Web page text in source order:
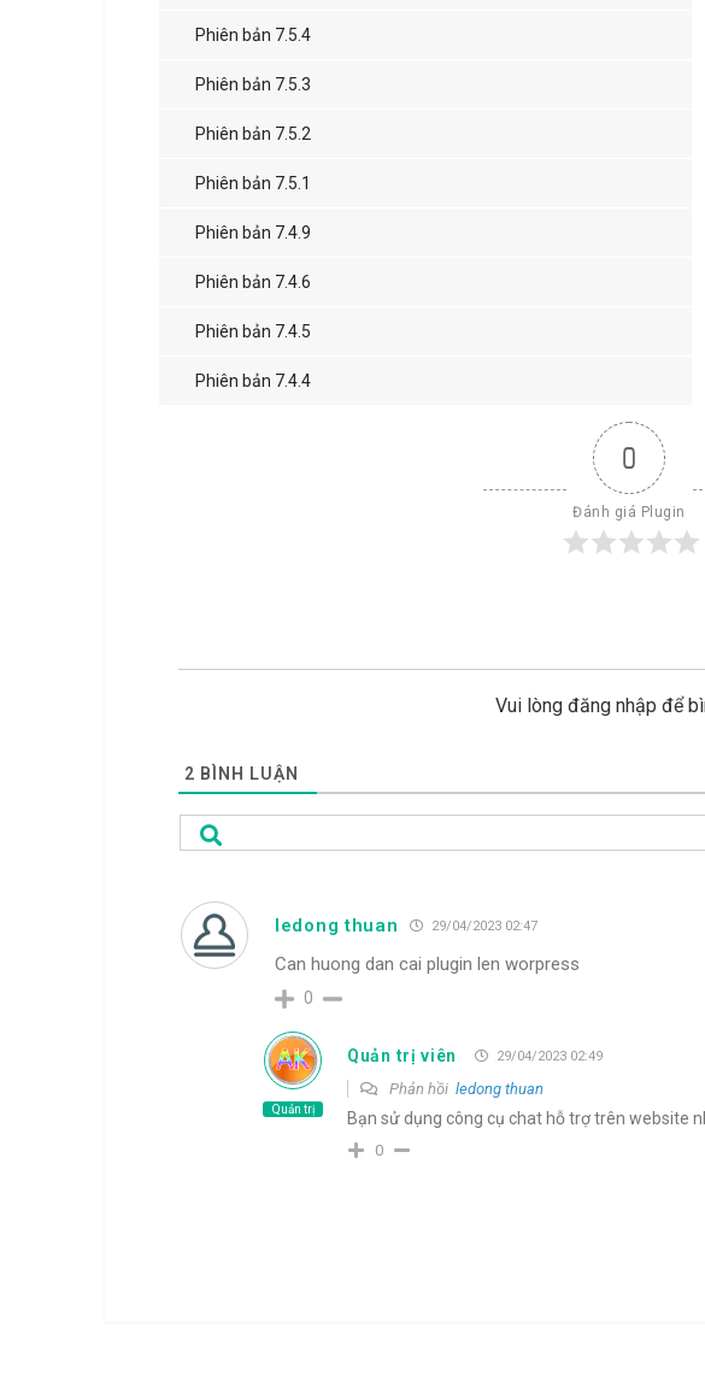
Phiên bản 7.5.4
Phiên bản 7.5.3
Phiên bản 7.5.2
Phiên bản 7.5.1
Phiên bản 7.4.9
Phiên bản 7.4.6
Phiên bản 7.4.5
Phiên bản 7.4.4
0
Đánh giá Plugin
Vui lòng đăng nhập để
2 BÌNH LUẬN
ledong thuan 29/04/2023 02:47
Can huong dan cai plugin len worpress
0
Quản trị
Quản trị viên 29/04/2023 02:49
Phản hồi ledong thuan
Bạn sử dụng công cụ chat hỗ trợ trên website
0